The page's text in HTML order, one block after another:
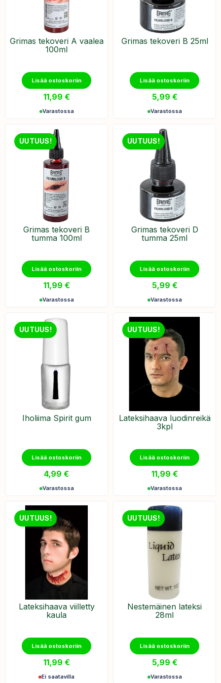
Grimas tekoveri A vaalea
100ml
Lisää ostoskoriin
11,99 €
Varastossa
Grimas ​tekoveri B 25ml
Lisää ostoskoriin
5,99 €
Varastossa
UUTUUS!
Grimas tekoveri B
tumma 100ml
Lisää ostoskoriin
11,99 €
Varastossa
UUTUUS!
Grimas ​tekoveri D
tumma 25ml
Lisää ostoskoriin
5,99 €
Varastossa
UUTUUS!
Iholiima Spirit gum
Lisää ostoskoriin
4,99 €
Varastossa
UUTUUS!
Lateksihaava luodinreikä
3kpl
Lisää ostoskoriin
11,99 €
Varastossa
UUTUUS!
Lateksihaava viilletty
kaula
Lisää ostoskoriin
11,99 €
Ei saatavilla
UUTUUS!
Nestemäinen lateksi
28ml
Lisää ostoskoriin
5,99 €
Varastossa